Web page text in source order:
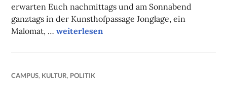
erwarten Euch nachmittags und am Sonnabend
ganztags in der Kunsthofpassage Jonglage, ein
Malomat, …Unsere Tipps der Woche
weiterlesen
CAMPUS, KULTUR, POLITIK